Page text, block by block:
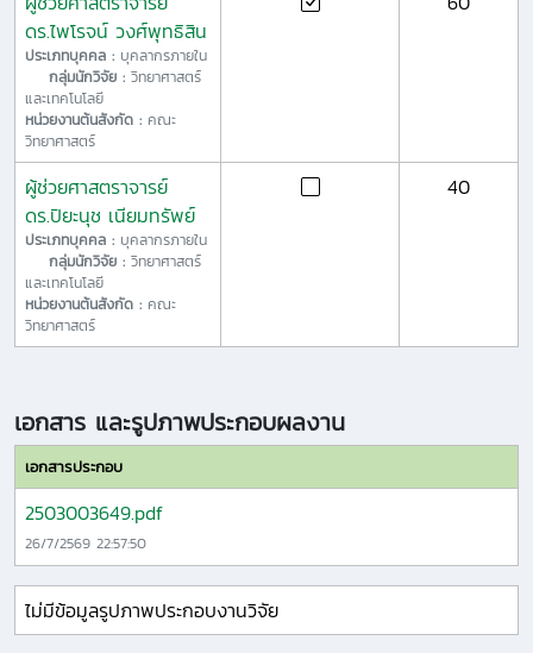
ดร.ไพโรจน์ วงศ์พุทธิสิน
ประเภทบุคคล : บุคลากรภายใน
กลุ่มนักวิจัย : วิทยาศาสตร์
และเทคโนโลยี
หน่วยงานต้นสังกัด : คณะ
วิทยาศาสตร์
ผู้ช่วยศาสตราจารย์
ดร.ปิยะนุช เนียมทรัพย์
ประเภทบุคคล : บุคลากรภายใน
กลุ่มนักวิจัย : วิทยาศาสตร์
และเทคโนโลยี
หน่วยงานต้นสังกัด : คณะ
วิทยาศาสตร์
40
เอกสาร และรูปภาพประกอบผลงาน
เอกสารประกอบ
2503003649.pdf
26/7/2569 22:57:50
ไม่มีข้อมูลรูปภาพประกอบงานวิจัย